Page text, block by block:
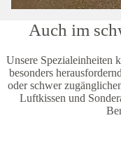
Auch im
Unsere Spezialeinheiten
besonders
oder schwer
Luftkissen und